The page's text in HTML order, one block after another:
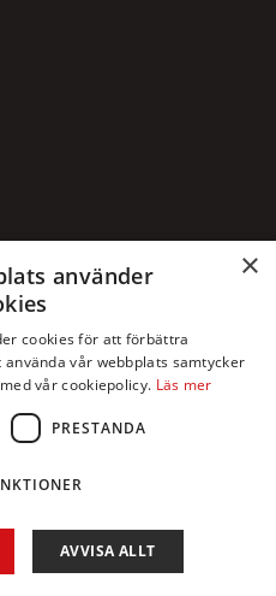
×
använder
cookies för att förbättra
vår webbplats samtycker
vår cookiepolicy. Läs mer
PRESTANDA
AVVISA ALLT